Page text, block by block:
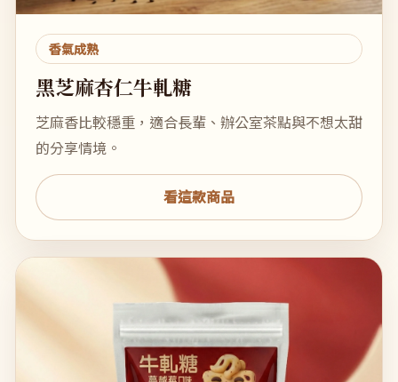
香氣成熟
黑芝麻杏仁牛軋糖
芝麻香比較穩重，適合長輩、辦公室茶點與不想太甜
的分享情境。
看這款商品